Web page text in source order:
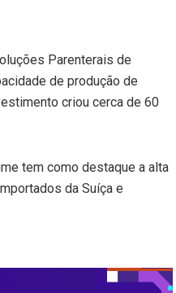
Parenterais de
de produção de
criou cerca de 60
tem como destaque a alta
da Suíça e